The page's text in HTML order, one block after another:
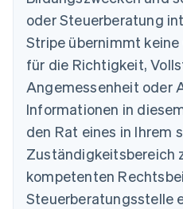
oder Steuerberatung
Stripe übernimmt
für die Richtigkeit,
Angemessenheit oder
Informationen in
den Rat eines in Ihrem
Zuständigkeitsbereich
kompetenten
Steuerberatungsstelle
Brasilien
PortuguêsEnglish
Bulgarien
English
Dänemark
English
DeutschEnglish
Estland
English
Festlandchina
简体中文English